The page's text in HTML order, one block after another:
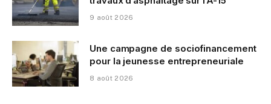
9 août 2026
Une campagne de sociofinancement
pour la jeunesse entrepreneuriale
8 août 2026